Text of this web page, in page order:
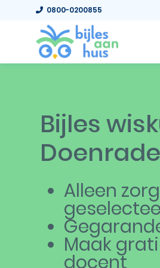
0800-0200855
Bijles
Doenrade
Alleen
Maak
docent